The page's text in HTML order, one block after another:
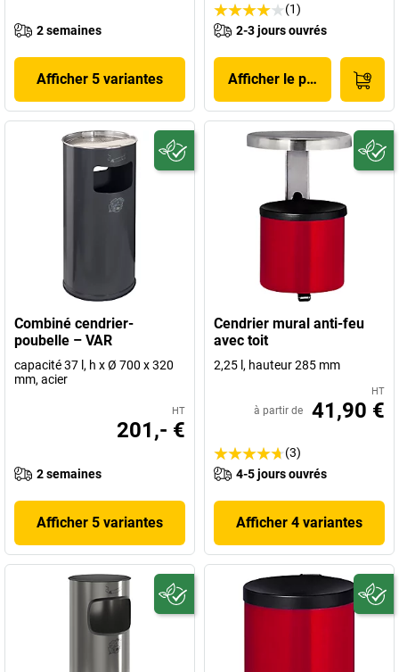
2 semaines
Afficher 5 variantes
(1)
2-3 jours ouvrés
Afficher le produit
Combiné cendrier-
poubelle – VAR
capacité 37 l, h x Ø 700 x 320
mm, acier
HT
201,- €
2 semaines
Afficher 5 variantes
Cendrier mural anti-feu
avec toit
2,25 l, hauteur 285 mm
HT
à partir de 41,90 €
(3)
4-5 jours ouvrés
Afficher 4 variantes